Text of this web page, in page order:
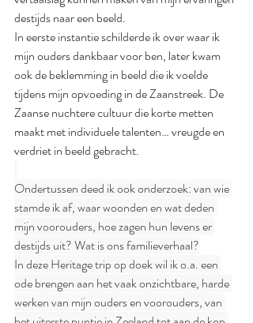
destijds naar een beeld.
In eerste instantie schilderde ik over waar ik
mijn ouders dankbaar voor ben, later kwam
ook de beklemming in beeld die ik voelde
tijdens mijn opvoeding in de Zaanstreek. De
Zaanse nuchtere cultuur die korte metten
maakt met individuele talenten… vreugde en
verdriet in beeld gebracht.
Ondertussen deed ik ook onderzoek: van wie
stamde ik af, waar woonden en wat deden
mijn voorouders, hoe zagen hun levens er
destijds uit? Wat is ons familieverhaal?
In deze Heritage trip op doek wil ik o.a. een
ode brengen aan het vaak onzichtbare, harde
werken van mijn ouders en voorouders, van